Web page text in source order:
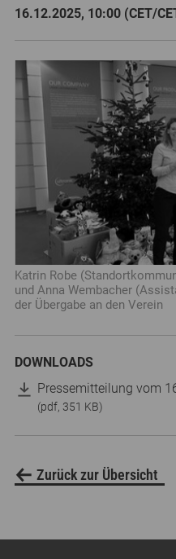
16.12.2025, 10:00 (CET/
Katrin Robe
und Anna Wembacher
der Übergabe an den Verein
DOWNLOADS
Pressemitteilung vom
(pdf, 351 KB)
Zurück zur Übersicht